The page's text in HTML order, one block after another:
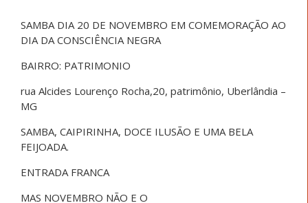
SAMBA DIA 20 DE NOVEMBRO EM COMEMORAÇÃO AO
DIA DA CONSCIÊNCIA NEGRA
BAIRRO: PATRIMONIO
rua Alcides Lourenço Rocha,20, patrimônio, Uberlândia –
MG
SAMBA, CAIPIRINHA, DOCE ILUSÃO E UMA BELA
FEIJOADA.
ENTRADA FRANCA
MAS NOVEMBRO NÃO E O